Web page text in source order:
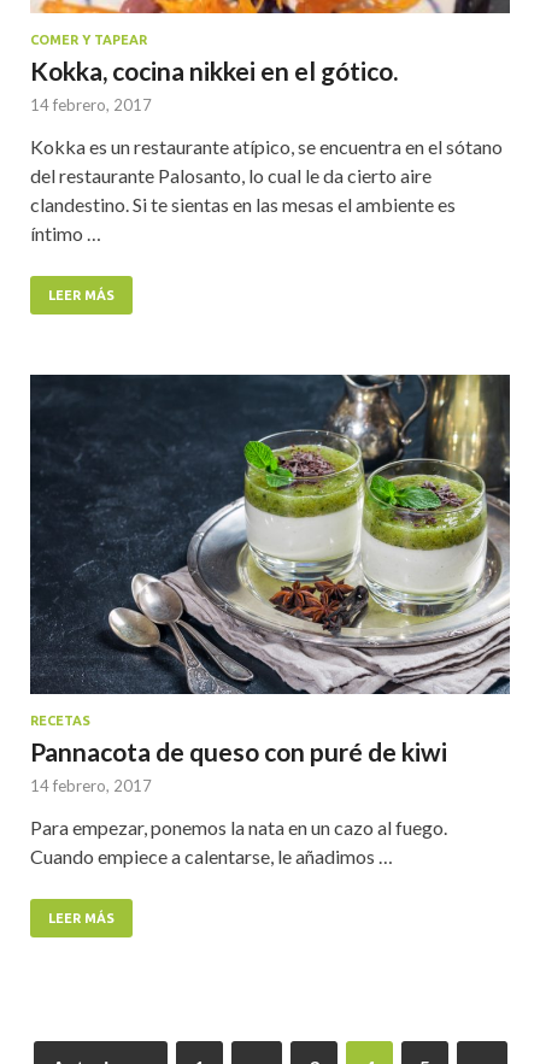
COMER Y TAPEAR
Kokka, cocina nikkei en el gótico.
14 febrero, 2017
Kokka es un restaurante atípico, se encuentra en el sótano
del restaurante Palosanto, lo cual le da cierto aire
clandestino. Si te sientas en las mesas el ambiente es
íntimo …
LEER MÁS
RECETAS
Pannacota de queso con puré de kiwi
14 febrero, 2017
Para empezar, ponemos la nata en un cazo al fuego.
Cuando empiece a calentarse, le añadimos …
LEER MÁS